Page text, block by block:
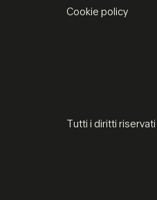
Cookie policy
Tutti i diritti riservati